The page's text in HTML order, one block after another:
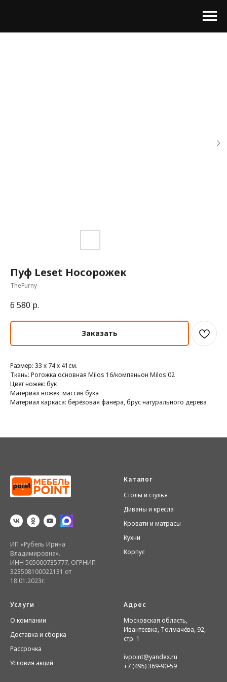
Пуф Leset Носорожек
TheFurny
6 580 р.
Заказать
Размер: 33 х 74 х 41см.
Ткань: Рогожка основная Milos 16/компаньон Milos 02
Цвет ножек: бук
Материал ножек: массив бука
Материал каркаса: берёзовая фанера, брус натурального дерева
ИП «Рубель Ирина
Владимировна».
ИНН 505000735777. ОГРНИП
323508100022131 от
18.01.2023г.
Каталог
Столы и стулья
Диваны и кресла
Кровати и матрасы
Кухни
Корпус
Услуги
О компании
Доставка и сборка
Рассрочка
Условия акций
Адрес
Московская область,
Ивантеевка, Толмачёва, 92,
стр. 1
ivpoint@yandex.ru
+7 (495) 369-90-59